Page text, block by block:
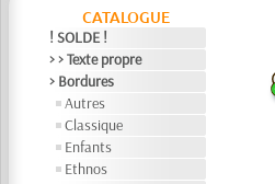
CATALOGUE
! SOLDE !
> > Texte propre
> Bordures
Autres
Classique
Enfants
Ethnos